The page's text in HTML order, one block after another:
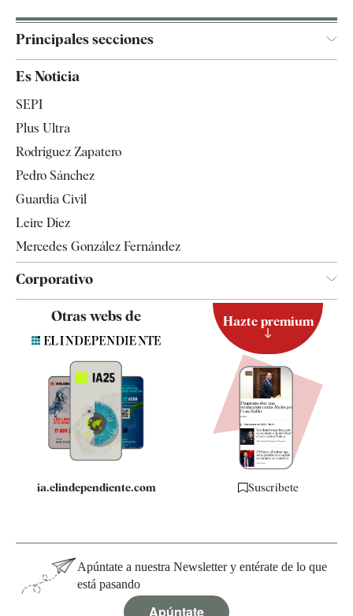
Principales secciones
Televisión
Es Noticia
SEPI
Plus Ultra
Rodríguez Zapatero
Pedro Sánchez
Guardia Civil
Leire Díez
Mercedes González Fernández
Corporativo
Quiénes somos
Especificaciones
Otras webs de
ia.elindependiente.com
Hazte premium
Suscríbete
Apúntate a nuestra Newsletter y entérate de lo que
está pasando
Apúntate